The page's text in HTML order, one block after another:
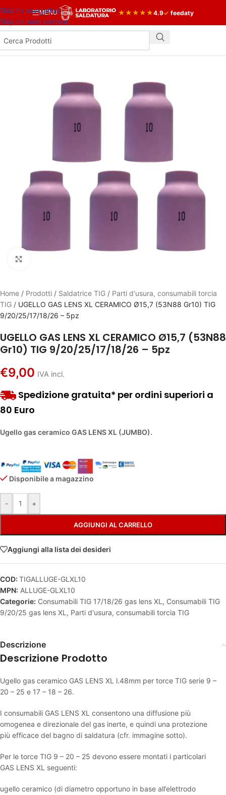
Skip to navigation
Skip to main content
MENU ★★★★★4.9✓ feedaty
Home / Prodotti / Saldatrice TIG / Parti d'usura, consumabili torcia
TIG / UGELLO GAS LENS XL CERAMICO Ø15,7 (53N88 Gr10) TIG
9/20/25/17/18/26 – 5pz
UGELLO GAS LENS XL CERAMICO Ø15,7 (53N88
Gr10) TIG 9/20/25/17/18/26 – 5pz
€9,00 IVA incl.
Spedizione gratuita* per ordini superiori a
80 Euro
Ugello gas ceramico GAS LENS XL (JUMBO).
Disponibile a magazzino
- +
AGGIUNGI AL CARRELLO
Aggiungi alla lista dei desideri
COD: TIGALLUGE-GLXL10
MPN: ALLUGE-GLXL10
Categorie: Consumabili TIG 17/18/26 gas lens XL , Consumabili TIG
9/20/25 gas lens XL , Parti d'usura, consumabili torcia TIG
Descrizione
Descrizione Prodotto
Ugello gas ceramico GAS LENS XL l.48mm per torce TIG serie 9 –
20 – 25 e 17 – 18 – 26.
I consumabili GAS LENS XL consentono una diffusione più
omogenea e direzionale del gas inerte, e quindi una protezione
più efficace del bagno di saldatura (cfr. immagine sotto).
Per le torce TIG 9 – 20 – 25 devono essere montati i particolari
GAS LENS XL seguenti:
ugello ceramico (di diametro opportuno in base all’elettrodo